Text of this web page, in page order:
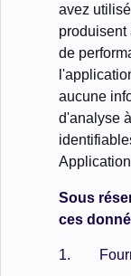
avez
de
aucune
d'analyse
Sous
ces